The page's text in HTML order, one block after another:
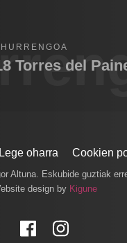
HURRENGOA
Torres del
Lege oharra Cookien
Altuna. Eskubide guztiak
design by Kigune
Facebook